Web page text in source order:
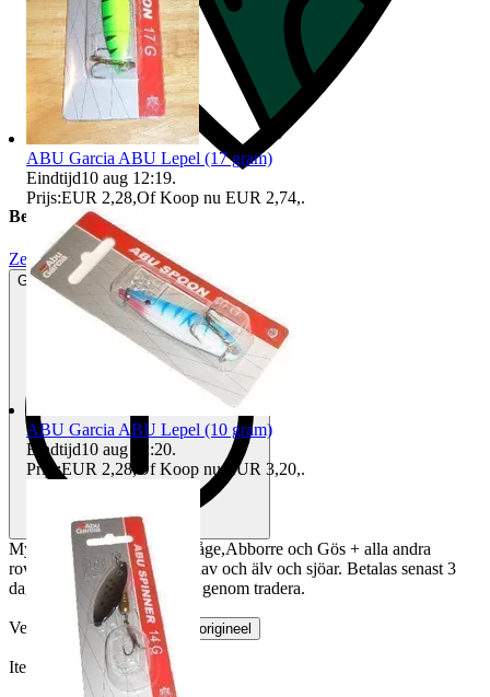
Beschrijving
Zeer goede staat
Geen of minimale tekenen van gebruik
Mycket effektiva på Regnbåge,Abborre och Gös + alla andra
rovfiskar vi har i Norden i hav och älv och sjöar. Betalas senast 3
dagar efter vunnen auktion, genom tradera.
Vertaald door Toon origineel
Item nr.
730 216 586
ABU Garcia ABU Lepel (17 gram)
Eindtijd10 aug 12:19.
Prijs:EUR 2,28,Of Koop nu EUR 2,74,.
ABU Garcia ABU Lepel (10 gram)
Eindtijd10 aug 12:20.
Prijs:EUR 2,28, Of Koop nu EUR 3,20,.